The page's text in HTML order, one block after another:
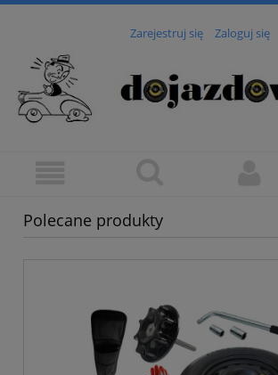
Zarejestruj się Zaloguj się
Polecane produkty